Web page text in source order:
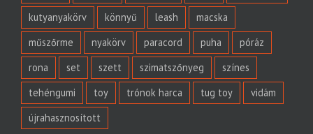
kutyanyakörv
könnyű leash
macska
műszőrme
nyakörv paracord puha
póráz
rona
set szett szimatszőnyeg
színes
tehéngumi
toy trónok harca tug toy
vidám
újrahasznosított